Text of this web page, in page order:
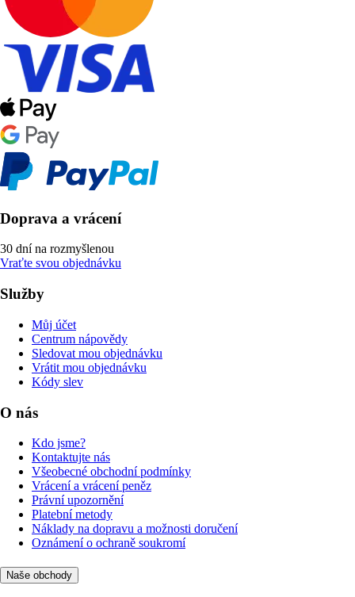
Doprava a vrácení
30 dní na rozmyšlenou
Vraťte svou objednávku
Služby
Můj účet
Centrum nápovědy
Sledovat mou objednávku
Vrátit mou objednávku
Kódy slev
O nás
Kdo jsme?
Kontaktujte nás
Všeobecné obchodní podmínky
Vrácení a vrácení peněz
Právní upozornění
Platební metody
Náklady na dopravu a možnosti doručení
Oznámení o ochraně soukromí
Naše obchody